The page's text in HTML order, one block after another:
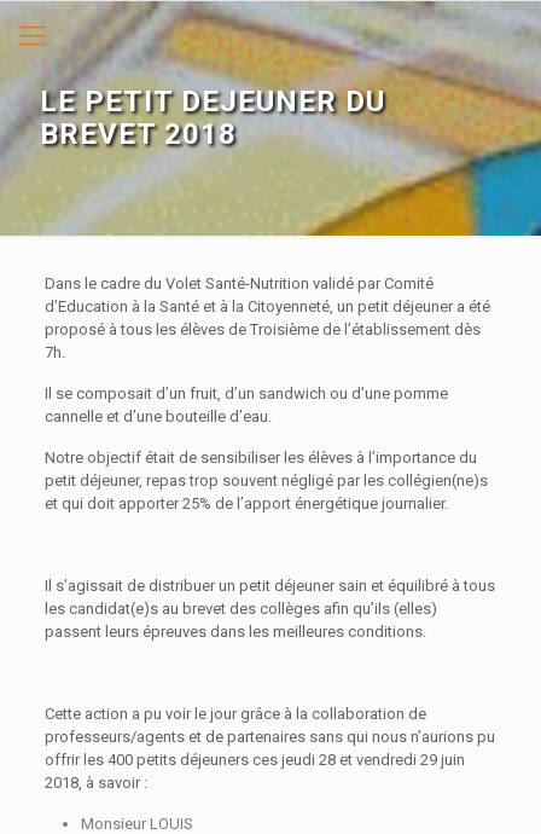
LE PETIT DEJEUNER DU
BREVET 2018
Dans le cadre du Volet Santé-Nutrition validé par Comité
d’Education à la Santé et à la Citoyenneté, un petit déjeuner a été
proposé à tous les élèves de Troisième de l’établissement dès
7h.
Il se composait d’un fruit, d’un sandwich ou d’une pomme
cannelle et d’une bouteille d’eau.
Notre objectif était de sensibiliser les élèves à l’importance du
petit déjeuner, repas trop souvent négligé par les collégien(ne)s
et qui doit apporter 25% de l’apport énergétique journalier.
Il s’agissait de distribuer un petit déjeuner sain et équilibré à tous
les candidat(e)s au brevet des collèges afin qu’ils (elles)
passent leurs épreuves dans les meilleures conditions.
Cette action a pu voir le jour grâce à la collaboration de
professeurs/agents et de partenaires sans qui nous n’aurions pu
offrir les 400 petits déjeuners ces jeudi 28 et vendredi 29 juin
2018, à savoir :
Monsieur LOUIS